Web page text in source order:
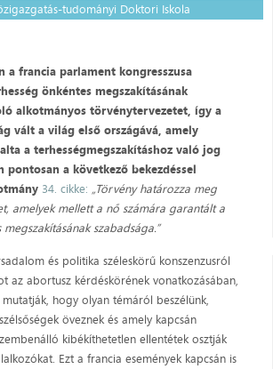
tudományi Doktori Iskola
a francia parlament kongresszusa
önkéntes megszakításának
alkotmányos törvénytervezetet, így a
vált a világ első országává, amely
a terhességmegszakításhoz való jog
pontosan a következő bekezdéssel
34. cikke: „Törvény határozza meg
amelyek mellett a nő számára garantált a
szabadsága.”
és politika széleskörű konszenzusról
az abortusz kérdéskörének vonatkozásában,
hogy olyan témáról beszélünk,
öveznek és amely kapcsán
kibékíthetetlen ellentétek osztják
Ezt a francia események kapcsán is